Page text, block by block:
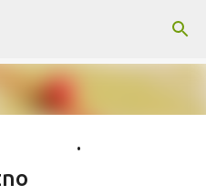
zawartości
na
– co musisz